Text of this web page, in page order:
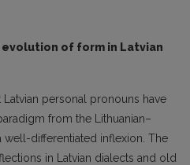
of form in Latvian
personal pronouns have
from the Lithuanian–
well-differentiated inflexion. The
in Latvian dialects and old